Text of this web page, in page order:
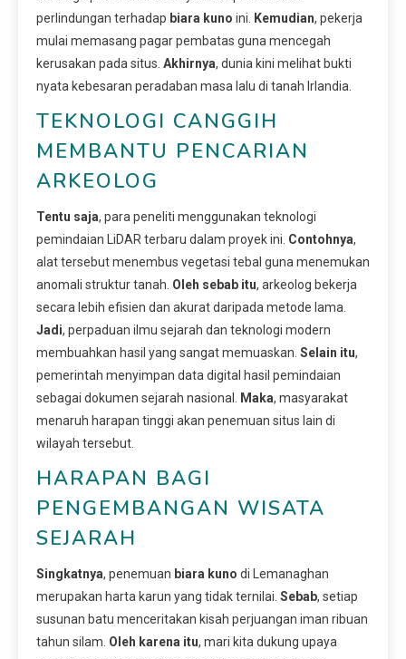
perlindungan terhadap biara kuno ini. Kemudian, pekerja
mulai memasang pagar pembatas guna mencegah
kerusakan pada situs. Akhirnya, dunia kini melihat bukti
nyata kebesaran peradaban masa lalu di tanah Irlandia.
TEKNOLOGI CANGGIH
MEMBANTU PENCARIAN
ARKEOLOG
Tentu saja, para peneliti menggunakan teknologi
pemindaian LiDAR terbaru dalam proyek ini. Contohnya,
alat tersebut menembus vegetasi tebal guna menemukan
anomali struktur tanah. Oleh sebab itu, arkeolog bekerja
secara lebih efisien dan akurat daripada metode lama.
Jadi, perpaduan ilmu sejarah dan teknologi modern
membuahkan hasil yang sangat memuaskan. Selain itu,
pemerintah menyimpan data digital hasil pemindaian
sebagai dokumen sejarah nasional.
Maka, masyarakat
menaruh harapan tinggi akan penemuan situs lain di
wilayah tersebut.
HARAPAN BAGI
PENGEMBANGAN WISATA
SEJARAH
Singkatnya, penemuan biara kuno di Lemanaghan
merupakan harta karun yang tidak ternilai. Sebab, setiap
susunan batu menceritakan kisah perjuangan iman ribuan
tahun silam. Oleh karena itu, mari kita dukung upaya